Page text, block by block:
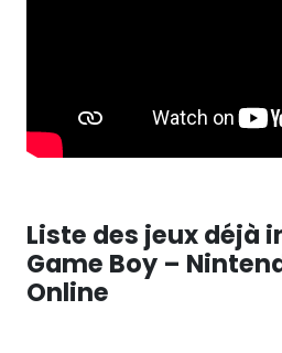
Liste des jeux déjà
Game Boy –
Online